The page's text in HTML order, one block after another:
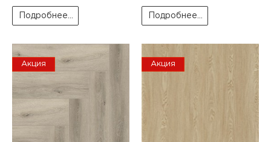
Подробнее... Подробнее...
Акция Акция